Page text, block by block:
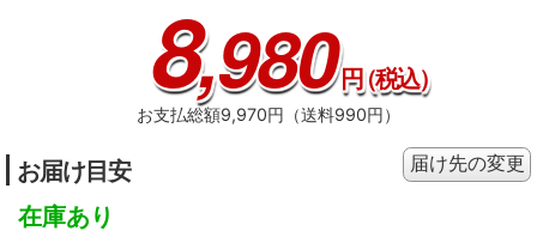
8,980円（税込）
お支払総額9,970円（送料990円）
お届け目安
在庫あり
届け先の変更